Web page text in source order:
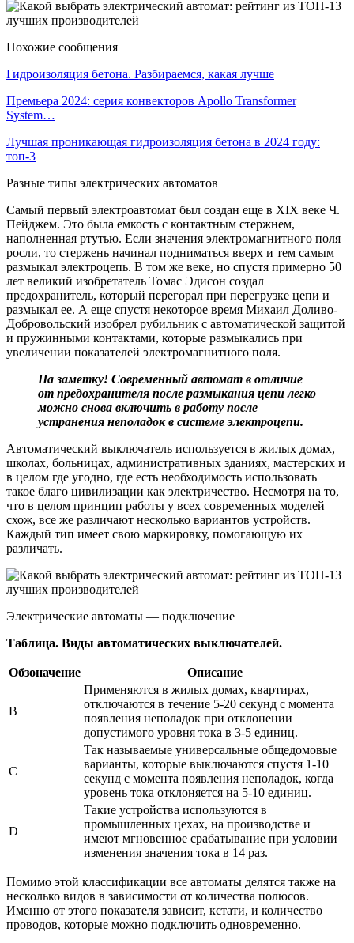
Похожие сообщения
Гидроизоляция бетона. Разбираемся, какая лучше
Премьера 2024: серия конвекторов Apollo Transformer
System…
Лучшая проникающая гидроизоляция бетона в 2024 году:
топ-3
Разные типы электрических автоматов
Самый первый электроавтомат был создан еще в XIX веке Ч.
Пейджем. Это была емкость с контактным стержнем,
наполненная ртутью. Если значения электромагнитного поля
росли, то стержень начинал подниматься вверх и тем самым
размыкал электроцепь. В том же веке, но спустя примерно 50
лет великий изобретатель Томас Эдисон создал
предохранитель, который перегорал при перегрузке цепи и
размыкал ее. А еще спустя некоторое время Михаил Доливо-
Добровольский изобрел рубильник с автоматической защитой
и пружинными контактами, которые размыкались при
увеличении показателей электромагнитного поля.
На заметку! Современный автомат в отличие
от предохранителя после размыкания цепи легко
можно снова включить в работу после
устранения неполадок в системе электроцепи.
Автоматический выключатель используется в жилых домах,
школах, больницах, административных зданиях, мастерских и
в целом где угодно, где есть необходимость использовать
такое благо цивилизации как электричество. Несмотря на то,
что в целом принцип работы у всех современных моделей
схож, все же различают несколько вариантов устройств.
Каждый тип имеет свою маркировку, помогающую их
различать.
Электрические автоматы — подключение
Таблица. Виды автоматических выключателей.
Обзоначение Описание
В
Применяются в жилых домах, квартирах,
отключаются в течение 5-20 секунд с момента
появления неполадок при отклонении
допустимого уровня тока в 3-5 единиц.
С
Так называемые универсальные общедомовые
варианты, которые выключаются спустя 1-10
секунд с момента появления неполадок, когда
уровень тока отклоняется на 5-10 единиц.
D
Такие устройства используются в
промышленных цехах, на производстве и
имеют мгновенное срабатывание при условии
изменения значения тока в 14 раз.
Помимо этой классификации все автоматы делятся также на
несколько видов в зависимости от количества полюсов.
Именно от этого показателя зависит, кстати, и количество
проводов, которые можно подключить одновременно.